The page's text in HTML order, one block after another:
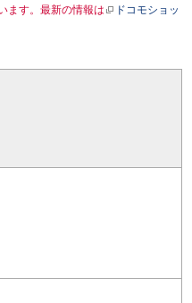
ます。最新の情報は
ドコモショッ